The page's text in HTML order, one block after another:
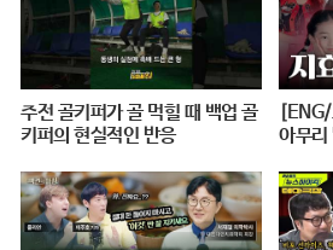
주전 골키퍼가 골 먹힐 때 백업 골
키퍼의 현실적인 반응
아무리
| 아주
4F